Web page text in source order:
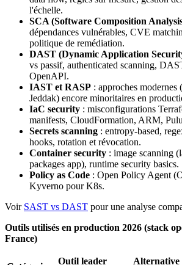
l'échelle.
SCA (Software Composition
dépendances vulnérables, CVE
politique de remédiation.
DAST (Dynamic Application
vs passif, authenticated scanning,
OpenAPI.
IAST et RASP : approches modernes
Jeddak) encore minoritaires en
IaC security : misconfigurations
manifests, CloudFormation, ARM,
Secrets scanning : entropy-based,
hooks, rotation et révocation.
Container security : image scanning
packages app), runtime security basics.
Policy as Code : Open Policy Agent
Kyverno pour K8s.
Voir SAST vs DAST pour une analyse
Outils utilisés en production 2026 (stack
France)
Outil leader
Alternative